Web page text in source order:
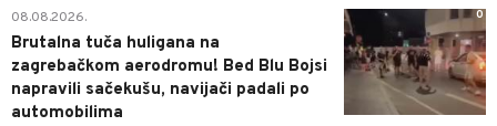
0
08.08.2026.
Brutalna tuča huligana na
zagrebačkom aerodromu! Bed Blu Bojsi
napravili sačekušu, navijači padali po
automobilima